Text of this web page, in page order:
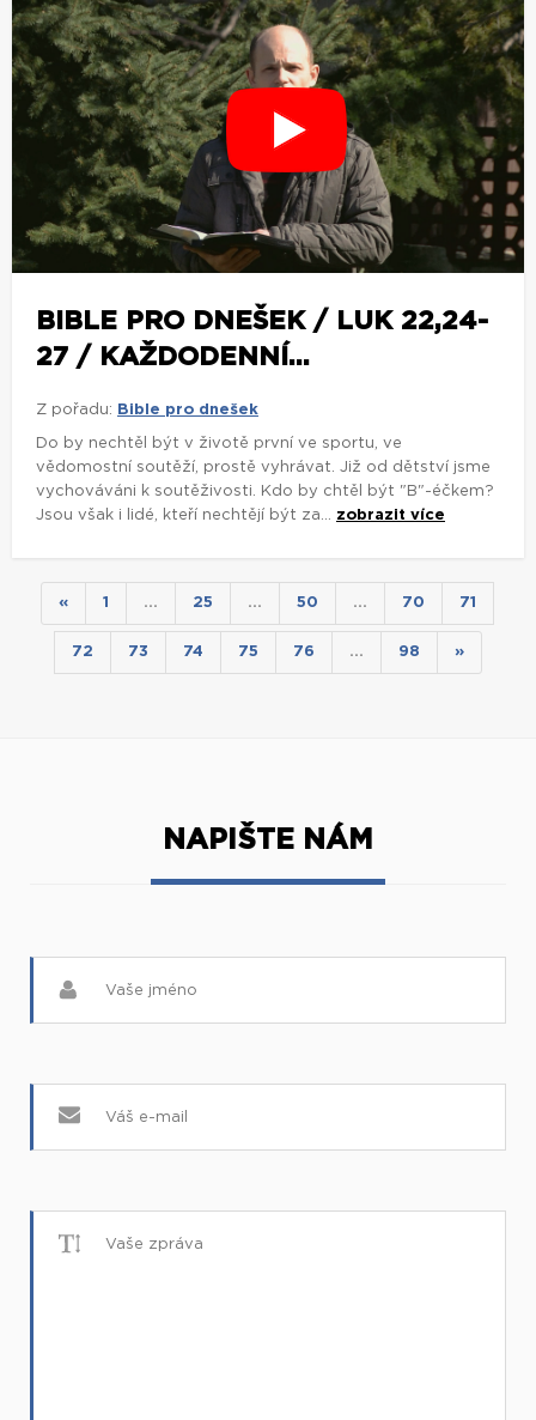
BIBLE PRO DNEŠEK / LUK 22,24-
27 / KAŽDODENNÍ...
Z pořadu: Bible pro dnešek
Do by nechtěl být v životě první ve sportu, ve
vědomostní soutěží, prostě vyhrávat. Již od dětství jsme
vychováváni k soutěživosti. Kdo by chtěl být "B"-éčkem?
Jsou však i lidé, kteří nechtějí být za... zobrazit více
« 1 … 25 … 50 … 70 71
72 73 74 75 76 … 98 »
NAPIŠTE NÁM